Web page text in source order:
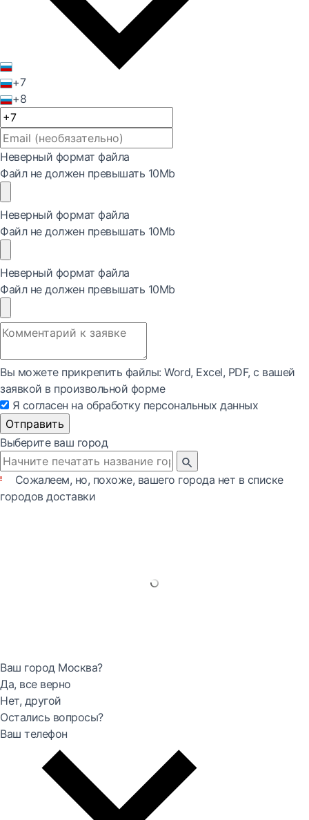
+7
+8
Неверный формат файла
Файл не должен превышать 10Mb
Неверный формат файла
Файл не должен превышать 10Mb
Неверный формат файла
Файл не должен превышать 10Mb
Вы можете прикрепить файлы: Word, Exсel, PDF, с вашей
заявкой в произвольной форме
Я согласен на обработку персональных данных
Отправить
Выберите ваш город
Сожалеем, но, похоже, вашего города нет в списке
городов доставки
Ваш город Москва?
Да, все верно
Нет, другой
Остались вопросы?
Ваш телефон